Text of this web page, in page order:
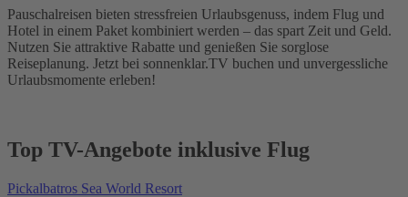
Pauschalreisen bieten stressfreien Urlaubsgenuss, indem Flug und
Hotel in einem Paket kombiniert werden – das spart Zeit und Geld.
Nutzen Sie attraktive Rabatte und genießen Sie sorglose
Reiseplanung. Jetzt bei sonnenklar.TV buchen und unvergessliche
Urlaubsmomente erleben!
Top TV-Angebote inklusive Flug
Pickalbatros Sea World Resort